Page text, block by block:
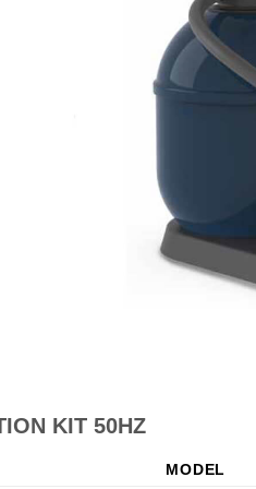
KIT 50HZ
MODEL